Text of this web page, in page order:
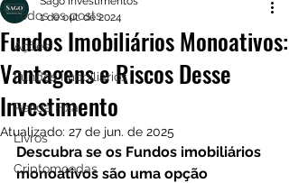
Todos os posts
Ações
Fundos Imobiliários
Renda Fixa
Livros
Criptomoedas
Fundos Imobiliários Monoativos:
Vantagens e Riscos Desse
Investimento
1 de out. de 2024
Atualizado: 27 de jun. de 2025
Descubra se os Fundos imobiliários
monoativos são uma opção